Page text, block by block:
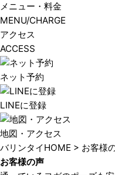
メニュー・料金
MENU/CHARGE
アクセス
ACCESS
ネット予約
LINEに登録
地図・アクセス
バリンタイHOME > お客様
お客様の声